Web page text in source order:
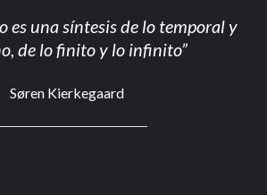
es una síntesis de lo temporal y
de lo finito y lo infinito”
Søren Kierkegaard